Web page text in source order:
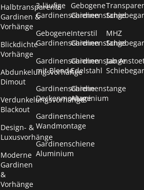
Halbtransparente
Gardinen &
Vorhänge
Blickdichte
Vorhänge
Abdunkelungsvorhänge
Dimout
Verdunkelungsvorhänge
Blackout
Design- &
Luxusvorhänge
Moderne
Gardinen
&
Vorhänge
3-läufige
Gardinenschienen
Gebogene
Gardinenschienen
Gardinenschienen
mit Blende
Gardinenschiene
Deckenmontage
Gardinenschiene
Wandmontage
Gardinenschiene
Aluminium
Gebogene
Gardinenstange
Interstil
Gardinenstange
Gardinenstange
Edelstahl
Gardinenstange
Aluminium
MHZ
Jab